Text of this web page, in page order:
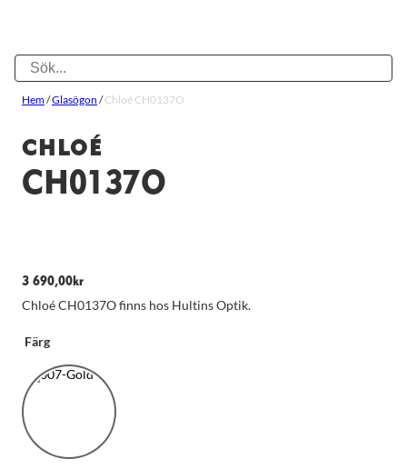
Hem/Glasögon /Chloé CH0137O
CHLOÉ
CH0137O
3 690,00 kr
Chloé CH0137O finns hos Hultins Optik.
Färg